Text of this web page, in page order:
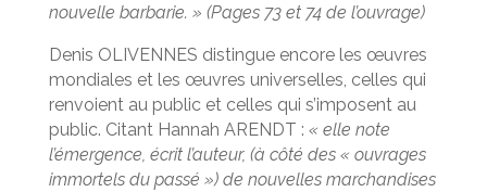
nouvelle barbarie. » (Pages 73 et 74 de l’ouvrage)
Denis OLIVENNES distingue encore les œuvres
mondiales et les œuvres universelles, celles qui
renvoient au public et celles qui s’imposent au
public. Citant Hannah ARENDT : « elle note
l’émergence, écrit l’auteur, (à côté des « ouvrages
immortels du passé ») de nouvelles marchandises